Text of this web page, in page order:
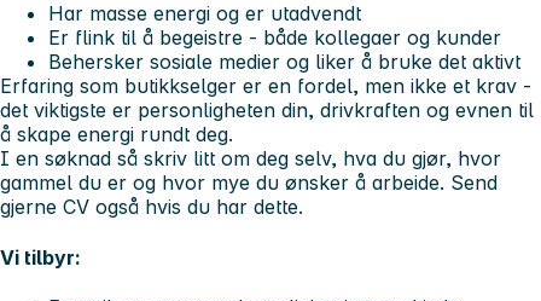
Har masse energi og er utadvendt
Er flink til å begeistre - både kollegaer og kunder
Behersker sosiale medier og liker å bruke det aktivt
Erfaring som butikkselger er en fordel, men ikke et krav -
det viktigste er personligheten din, drivkraften og evnen til
å skape energi rundt deg.
I en søknad så skriv litt om deg selv, hva du gjør, hvor
gammel du er og hvor mye du ønsker å arbeide. Send
gjerne CV også hvis du har dette.
Vi tilbyr: